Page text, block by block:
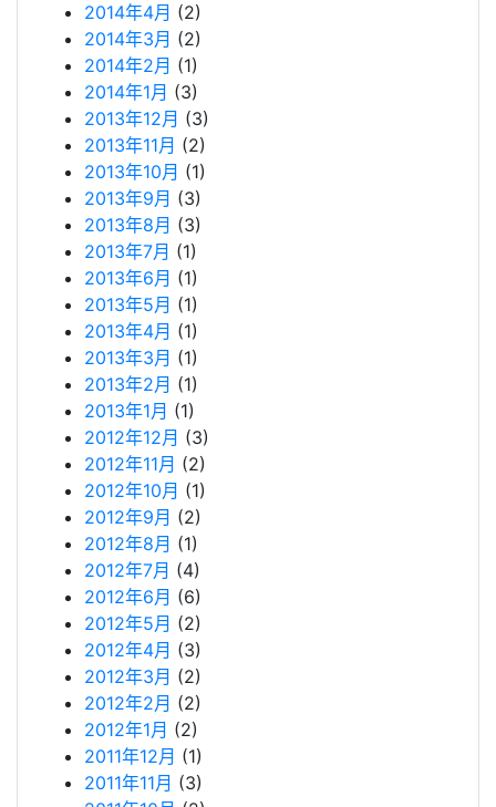
2014年4月 (2)
2014年3月 (2)
2014年2月 (1)
2014年1月 (3)
2013年12月 (3)
2013年11月 (2)
2013年10月 (1)
2013年9月 (3)
2013年8月 (3)
2013年7月 (1)
2013年6月 (1)
2013年5月 (1)
2013年4月 (1)
2013年3月 (1)
2013年2月 (1)
2013年1月 (1)
2012年12月 (3)
2012年11月 (2)
2012年10月 (1)
2012年9月 (2)
2012年8月 (1)
2012年7月 (4)
2012年6月 (6)
2012年5月 (2)
2012年4月 (3)
2012年3月 (2)
2012年2月 (2)
2012年1月 (2)
2011年12月 (1)
2011年11月 (3)